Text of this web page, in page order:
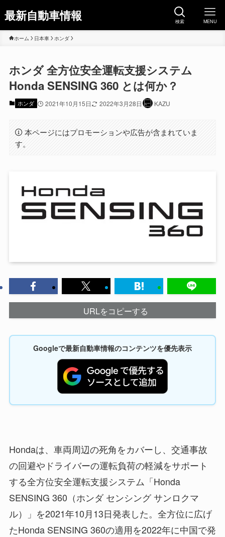
最新自動車情報 検索 MENU
ホーム 日本車 ホンダ
ホンダ 全方位安全運転支援システム
Honda SENSING 360 とは何か？
ホンダ 2021年10月15日 2022年3月28日 KAZU
本ページにはプロモーションや広告が含まれていま
す。
URLをコピーする
Googleで最新自動車情報のコンテンツを優先表示
Hondaは、車両周辺の死角をカバーし、交通事故
の回避やドライバーの運転負荷の軽減をサポート
する全方位安全運転支援システム「Honda
SENSING 360（ホンダ センシング サンロクマ
ル）」を2021年10月13日発表した。全方位に広げ
たHonda SENSING 360の適用を2022年に中国で発